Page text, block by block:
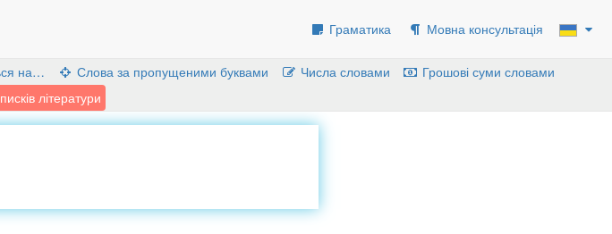
Граматика Мовна консультація
на… Слова за пропущеними буквами Числа словами
Грошові суми словами
літератури